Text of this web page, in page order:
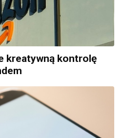
kreatywną kontrolę